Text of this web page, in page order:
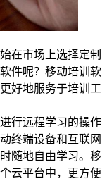
在市场上选择定制
件呢？移动培训软
好地服务于培训工
行远程学习的操作
终端设备和互联网
随地自由学习。移
云平台中，更方便